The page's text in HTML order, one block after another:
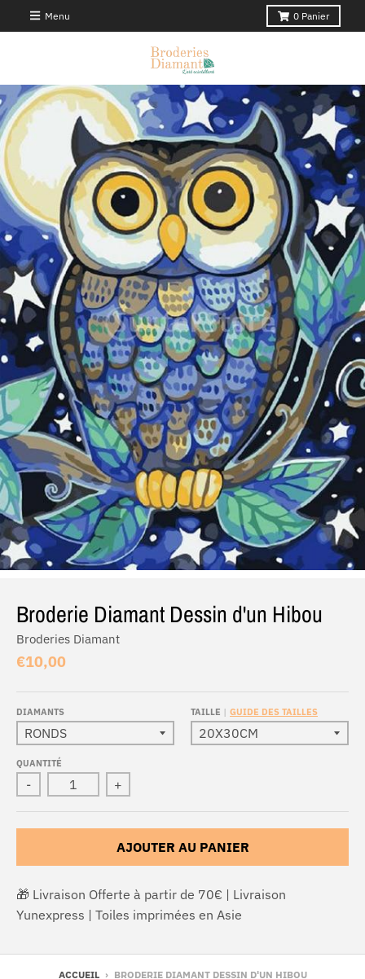
Menu 0 Panier
Broderie Diamant Dessin d'un Hibou
Broderies Diamant
€10,00
DIAMANTS TAILLE GUIDE DES TAILLES
QUANTITÉ
- +
AJOUTER AU PANIER
🎁 Livraison Offerte à partir de 70€ | Livraison
Yunexpress | Toiles imprimées en Asie
ACCUEIL › BRODERIE DIAMANT DESSIN D'UN HIBOU